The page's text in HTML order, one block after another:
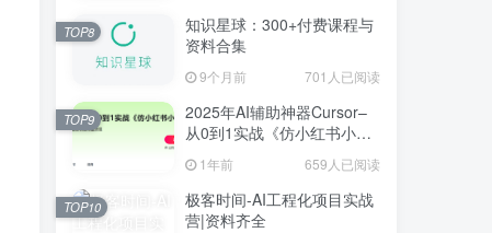
知识星球：300+付费课程与
资料合集
9个月前 701人已阅读
TOP8
2025年AI辅助神器Cursor–
从0到1实战《仿小红书小程
序》1年前 659人已阅读
TOP9
极客时间-AI工程化项目实战
营|资料齐全
TOP10